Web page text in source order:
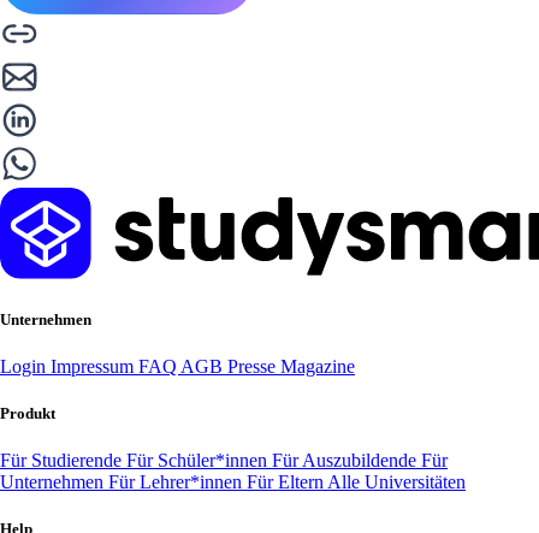
Unternehmen
Login Impressum FAQ AGB Presse Magazine
Produkt
Für Studierende Für Schüler*innen Für Auszubildende Für
Unternehmen Für Lehrer*innen Für Eltern Alle Universitäten
Help